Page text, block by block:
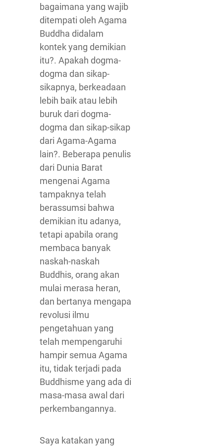
bagaimana yang wajib
ditempati oleh Agama
Buddha didalam
kontek yang demikian
itu?. Apakah dogma-
dogma dan sikap-
sikapnya, berkeadaan
lebih baik atau lebih
buruk dari dogma-
dogma dan sikap-sikap
dari Agama-Agama
lain?. Beberapa penulis
dari Dunia Barat
mengenai Agama
tampaknya telah
berassumsi bahwa
demikian itu adanya,
tetapi apabila orang
membaca banyak
naskah-naskah
Buddhis, orang akan
mulai merasa heran,
dan bertanya mengapa
revolusi ilmu
pengetahuan yang
telah mempengaruhi
hampir semua Agama
itu, tidak terjadi pada
Buddhisme yang ada di
masa-masa awal dari
perkembangannya.
Saya katakan yang